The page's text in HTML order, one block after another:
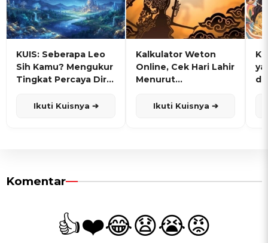
KUIS: Seberapa Leo
Sih Kamu? Mengukur
Tingkat Percaya Diri
Ikuti Kuisnya ➔
Kalkulator Weton
Online, Cek Hari Lahir
Menurut
Ikuti Kuisnya ➔
Komentar
👍❤️😂😧😭😡